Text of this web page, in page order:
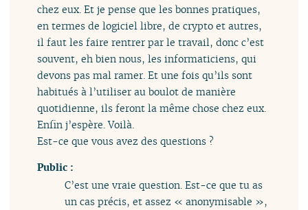
chez eux. Et je pense que les bonnes pratiques,
en termes de logiciel libre, de crypto et autres,
il faut les faire rentrer par le travail, donc c’est
souvent, eh bien nous, les informaticiens, qui
devons pas mal ramer. Et une fois qu’ils sont
habitués à l’utiliser au boulot de manière
quotidienne, ils feront la même chose chez eux.
Enfin j’espère. Voilà.
Est-ce que vous avez des questions ?
Public :
C’est une vraie question. Est-ce que tu as
un cas précis, et assez « anonymisable »,